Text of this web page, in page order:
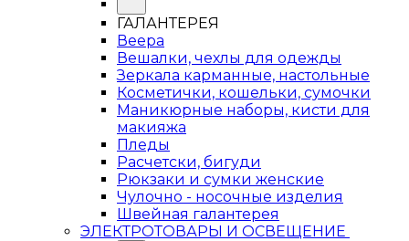
ГАЛАНТЕРЕЯ
Веера
Вешалки, чехлы для одежды
Зеркала карманные, настольные
Косметички, кошельки, сумочки
Маникюрные наборы, кисти для
макияжа
Пледы
Расчетски, бигуди
Рюкзаки и сумки женские
Чулочно - носочные изделия
Швейная галантерея
ЭЛЕКТРОТОВАРЫ И ОСВЕЩЕНИЕ